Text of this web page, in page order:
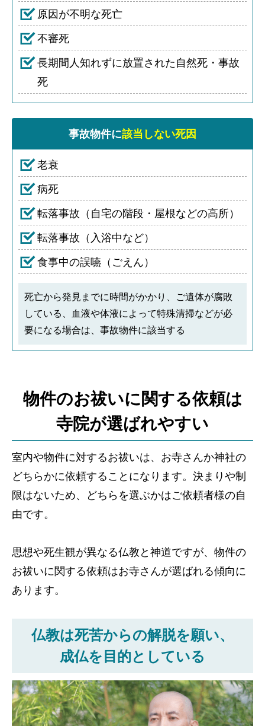
原因が不明な死亡
不審死
長期間人知れずに放置された自然死・事故
死
事故物件に該当しない死因
老衰
病死
転落事故（自宅の階段・屋根などの高所）
転落事故（入浴中など）
食事中の誤嚥（ごえん）
死亡から発見までに時間がかかり、ご遺体が腐敗
している、血液や体液によって特殊清掃などが必
要になる場合は、事故物件に該当する
物件のお祓いに関する依頼は
寺院が選ばれやすい
室内や物件に対するお祓いは、お寺さんか神社の
どちらかに依頼することになります。決まりや制
限はないため、どちらを選ぶかはご依頼者様の自
由です。
思想や死生観が異なる仏教と神道ですが、物件の
お祓いに関する依頼はお寺さんが選ばれる傾向に
あります。
仏教は死苦からの解脱を願い、
成仏を目的としている